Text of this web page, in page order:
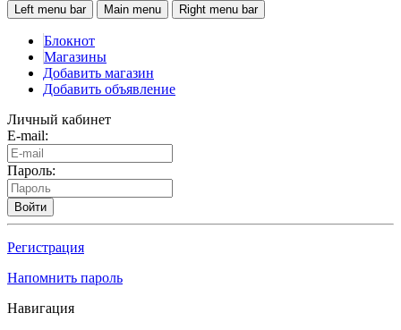
Left menu bar Main menu Right menu bar
Блокнот
Магазины
Добавить магазин
Добавить объявление
Личный кабинет
E-mail:
Пароль:
Войти
Регистрация
Напомнить пароль
Навигация